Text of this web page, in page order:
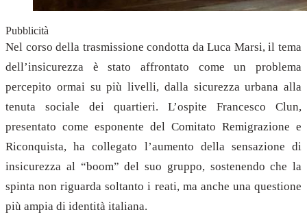
Pubblicità
Nel corso della trasmissione condotta da Luca Marsi, il tema
dell’insicurezza è stato affrontato come un problema
percepito ormai su più livelli, dalla sicurezza urbana alla
tenuta sociale dei quartieri. L’ospite Francesco Clun,
presentato come esponente del Comitato Remigrazione e
Riconquista, ha collegato l’aumento della sensazione di
insicurezza al “boom” del suo gruppo, sostenendo che la
spinta non riguarda soltanto i reati, ma anche una questione
più ampia di identità italiana.